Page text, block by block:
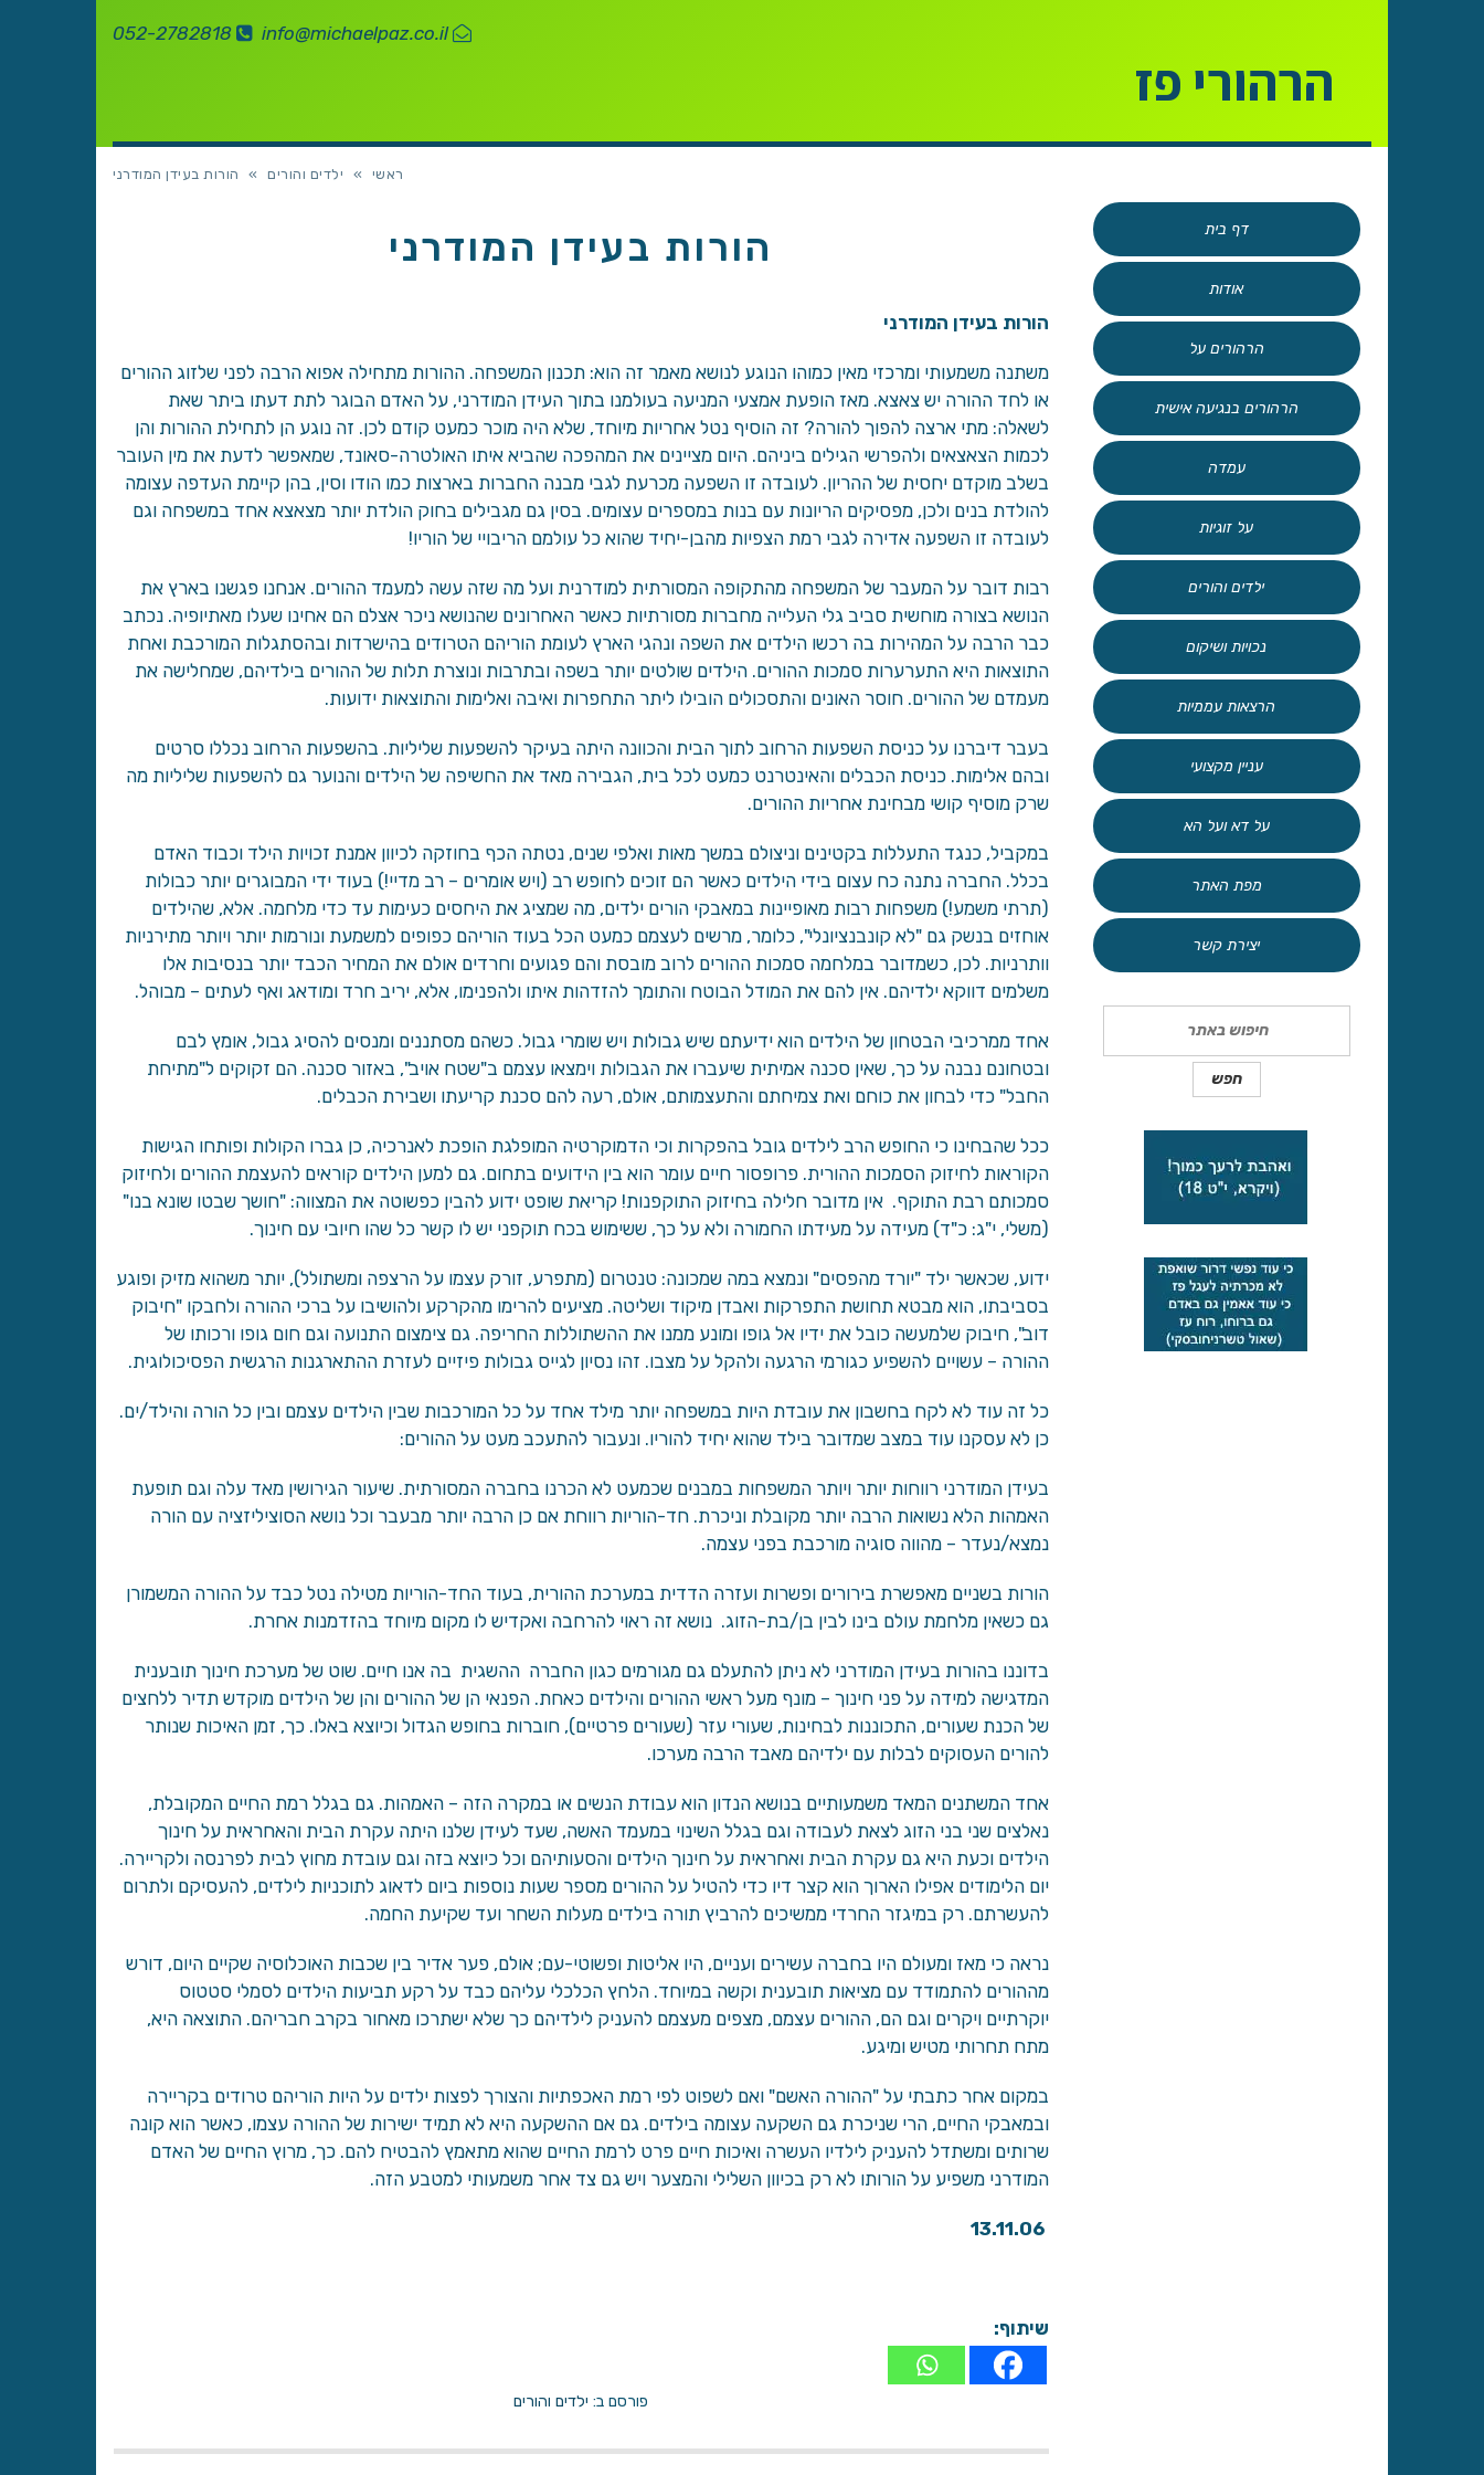
info@michaelpaz.co.il
הרהורי פז
ראשי » ילדים והורים » הורות בעידן המודרני
הורות בעידן המודרני
הורות בעידן המודרני
משתנה משמעותי ומרכזי מאין כמוהו הנוגע לנושא מאמר זה הוא: תכנון המשפחה. ההורות מתחילה אפוא הרבה לפני שלזוג ההורים
או לחד ההורה יש צאצא. מאז הופעת אמצעי המניעה בעולמנו בתוך העידן המודרני, על האדם הבוגר לתת דעתו ביתר שאת
לשאלה: מתי ארצה להפוך להורה? זה הוסיף נטל אחריות מיוחד, שלא היה מוכר כמעט קודם לכן. זה נוגע הן לתחילת ההורות והן
לכמות הצאצאים ולהפרשי הגילים ביניהם. היום מציינים את המהפכה שהביא איתו האולטרה-סאונד, שמאפשר לדעת את מין העובר
בשלב מוקדם יחסית של ההריון. לעובדה זו השפעה מכרעת לגבי מבנה החברות בארצות כמו הודו וסין, בהן קיימת העדפה עצומה
להולדת בנים ולכן, מפסיקים הריונות עם בנות במספרים עצומים. בסין גם מגבילים בחוק הולדת יותר מצאצא אחד במשפחה וגם
לעובדה זו השפעה אדירה לגבי רמת הצפיות מהבן-יחיד שהוא כל עולמם הריבויי של הוריו!
רבות דובר על המעבר של המשפחה מהתקופה המסורתית למודרנית ועל מה שזה עשה למעמד ההורים. אנחנו פגשנו בארץ את
הנושא בצורה מוחשית סביב גלי העלייה מחברות מסורתיות כאשר האחרונים שהנושא ניכר אצלם הם אחינו שעלו מאתיופיה. נכתב
כבר הרבה על המהירות בה רכשו הילדים את השפה ונהגי הארץ לעומת הוריהם הטרודים בהישרדות ובהסתגלות המורכבת ואחת
התוצאות היא התערערות סמכות ההורים. הילדים שולטים יותר בשפה ובתרבות ונוצרת תלות של ההורים בילדיהם, שמחלישה את
מעמדם של ההורים. חוסר האונים והתסכולים הובילו ליתר התחפרות ואיבה ואלימות והתוצאות ידועות.
בעבר דיברנו על כניסת השפעות הרחוב לתוך הבית והכוונה היתה בעיקר להשפעות שליליות. בהשפעות הרחוב נכללו סרטים
ובהם אלימות. כניסת הכבלים והאינטרנט כמעט לכל בית, הגבירה מאד את החשיפה של הילדים והנוער גם להשפעות שליליות מה
שרק מוסיף קושי מבחינת אחריות ההורים.
במקביל, כנגד התעללות בקטינים וניצולם במשך מאות ואלפי שנים, נטתה הכף בחוזקה לכיוון אמנת זכויות הילד וכבוד האדם
בכלל. החברה נתנה כח עצום בידי הילדים כאשר הם זוכים לחופש רב (ויש אומרים – רב מדיי!) בעוד ידי המבוגרים יותר כבולות
(תרתי משמע!) משפחות רבות מאופיינות במאבקי הורים ילדים, מה שמציג את היחסים כעימות עד כדי מלחמה. אלא, שהילדים
אוחזים בנשק גם "לא קונבנציונלי", כלומר, מרשים לעצמם כמעט הכל בעוד הוריהם כפופים למשמעת ונורמות יותר ויותר מתירניות
וותרניות. לכן, כשמדובר במלחמה סמכות ההורים לרוב מובסת והם פגועים וחרדים אולם את המחיר הכבד יותר בנסיבות אלו
משלמים דווקא ילדיהם. אין להם את המודל הבוטח והתומך להזדהות איתו ולהפנימו, אלא, יריב חרד ומודאג ואף לעתים – מבוהל.
אחד ממרכיבי הבטחון של הילדים הוא ידיעתם שיש גבולות ויש שומרי גבול. כשהם מסתננים ומנסים להסיג גבול, אומץ לבם
ובטחונם נבנה על כך, שאין סכנה אמיתית שיעברו את הגבולות וימצאו עצמם ב"שטח אויב", באזור סכנה. הם זקוקים ל"מתיחת
החבל" כדי לבחון את כוחם ואת צמיחתם והתעצמותם, אולם, רעה להם סכנת קריעתו ושבירת הכבלים.
ככל שהבחינו כי החופש הרב לילדים גובל בהפקרות וכי הדמוקרטיה המופלגת הופכת לאנרכיה, כן גברו הקולות ופותחו הגישות
הקוראות לחיזוק הסמכות ההורית. פרופסור חיים עומר הוא בין הידועים בתחום. גם למען הילדים קוראים להעצמת ההורים ולחיזוק
סמכותם רבת התוקף. אין מדובר חלילה בחיזוק התוקפנות! קריאת שופט ידוע להבין כפשוטה את המצווה: "חושך שבטו שונא בנו"
(משלי, י"ג: כ"ד) מעידה על מעידתו החמורה ולא על כך, ששימוש בכח תוקפני יש לו קשר כל שהו חיובי עם חינוך.
ידוע, שכאשר ילד "יורד מהפסים" ונמצא במה שמכונה: טנטרום (מתפרע, זורק עצמו על הרצפה ומשתולל), יותר משהוא מזיק ופוגע
בסביבתו, הוא מבטא תחושת התפרקות ואבדן מיקוד ושליטה. מציעים להרימו מהקרקע ולהושיבו על ברכי ההורה ולחבקו "חיבוק
דוב", חיבוק שלמעשה כובל את ידיו אל גופו ומונע ממנו את ההשתוללות החריפה. גם צימצום התנועה וגם חום גופו ורכותו של
ההורה – עשויים להשפיע כגורמי הרגעה ולהקל על מצבו. זהו נסיון לגייס גבולות פיזיים לעזרת ההתארגנות הרגשית הפסיכולוגית.
כל זה עוד לא לקח בחשבון את עובדת היות במשפחה יותר מילד אחד על כל המורכבות שבין הילדים עצמם ובין כל הורה והילד/ים.
כן לא עסקנו עוד במצב שמדובר בילד שהוא יחיד להוריו. ונעבור להתעכב מעט על ההורים:
בעידן המודרני רווחות יותר ויותר המשפחות במבנים שכמעט לא הכרנו בחברה המסורתית. שיעור הגירושין מאד עלה וגם תופעת
האמהות הלא נשואות הרבה יותר מקובלת וניכרת. חד-הוריות רווחת אם כן הרבה יותר מבעבר וכל נושא הסוציליזציה עם הורה
נמצא/נעדר – מהווה סוגיה מורכבת בפני עצמה.
הורות בשניים מאפשרת בירורים ופשרות ועזרה הדדית במערכת ההורית, בעוד החד-הוריות מטילה נטל כבד על ההורה המשמורן
גם כשאין מלחמת עולם בינו לבין בן/בת-הזוג. נושא זה ראוי להרחבה ואקדיש לו מקום מיוחד בהזדמנות אחרת.
בדוננו בהורות בעידן המודרני לא ניתן להתעלם גם מגורמים כגון החברה ההשגית בה אנו חיים. שוט של מערכת חינוך תובענית
המדגישה למידה על פני חינוך – מונף מעל ראשי ההורים והילדים כאחת. הפנאי הן של ההורים והן של הילדים מוקדש תדיר ללחצים
של הכנת שעורים, התכוננות לבחינות, שעורי עזר (שעורים פרטיים), חוברות בחופש הגדול וכיוצא באלו. כך, זמן האיכות שנותר
להורים העסוקים לבלות עם ילדיהם מאבד הרבה מערכו.
אחד המשתנים המאד משמעותיים בנושא הנדון הוא עבודת הנשים או במקרה הזה – האמהות. גם בגלל רמת החיים המקובלת,
נאלצים שני בני הזוג לצאת לעבודה וגם בגלל השינוי במעמד האשה, שעד לעידן שלנו היתה עקרת הבית והאחראית על חינוך
הילדים וכעת היא גם עקרת הבית ואחראית על חינוך הילדים והסעותיהם וכל כיוצא בזה וגם עובדת מחוץ לבית לפרנסה ולקריירה.
יום הלימודים אפילו הארוך הוא קצר דיו כדי להטיל על ההורים מספר שעות נוספות ביום לדאוג לתוכניות לילדים, להעסיקם ולתרום
להעשרתם. רק במיגזר החרדי ממשיכים להרביץ תורה בילדים מעלות השחר ועד שקיעת החמה.
נראה כי מאז ומעולם היו בחברה עשירים ועניים, היו אליטות ופשוטי-עם; אולם, פער אדיר בין שכבות האוכלוסיה שקיים היום, דורש
מההורים להתמודד עם מציאות תובענית וקשה במיוחד. הלחץ הכלכלי עליהם כבד על רקע תביעות הילדים לסמלי סטטוס
יוקרתיים ויקרים וגם הם, ההורים עצמם, מצפים מעצמם להעניק לילדיהם כך שלא ישתרכו מאחור בקרב חבריהם. התוצאה היא,
מתח תחרותי מטיש ומיגע.
במקום אחר כתבתי על "ההורה האשם" ואם לשפוט לפי רמת האכפתיות והצורך לפצות ילדים על היות הוריהם טרודים בקריירה
ובמאבקי החיים, הרי שניכרת גם השקעה עצומה בילדים. גם אם ההשקעה היא לא תמיד ישירות של ההורה עצמו, כאשר הוא קונה
שרותים ומשתדל להעניק לילדיו העשרה ואיכות חיים פרט לרמת החיים שהוא מתאמץ להבטיח להם. כך, מרוץ החיים של האדם
המודרני משפיע על הורותו לא רק בכיוון השלילי והמצער ויש גם צד אחר משמעותי למטבע הזה.
13.11.06
שיתוף:
פורסם ב: ילדים והורים
דף בית
אודות
הרהורים על
הרהורים בנגיעה אישית
עמדה
על זוגיות
ילדים והורים
נכויות ושיקום
הרצאות עממיות
עניין מקצועי
על דא ועל הא
מפת האתר
יצירת קשר